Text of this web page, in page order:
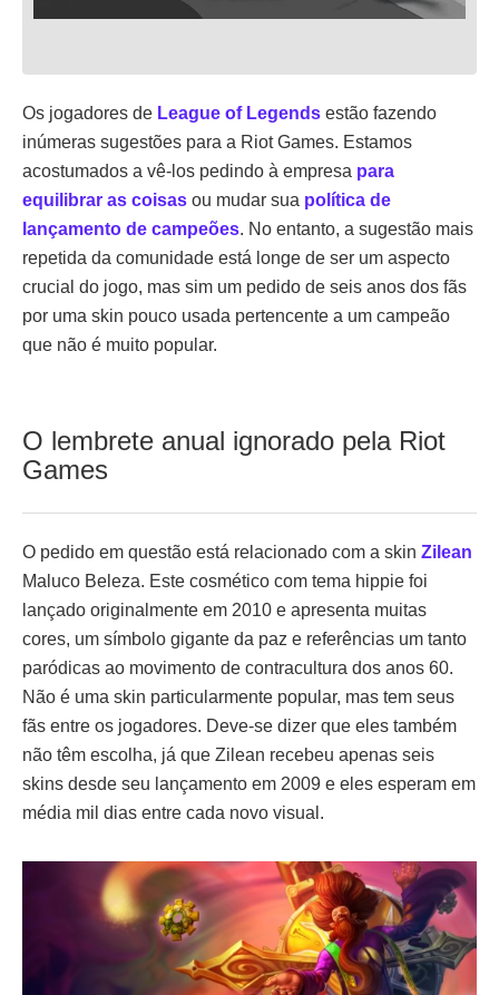
Os jogadores de League of Legends estão fazendo
inúmeras sugestões para a Riot Games. Estamos
acostumados a vê-los pedindo à empresa para
equilibrar as coisas ou mudar sua política de
lançamento de campeões. No entanto, a sugestão mais
repetida da comunidade está longe de ser um aspecto
crucial do jogo, mas sim um pedido de seis anos dos fãs
por uma skin pouco usada pertencente a um campeão
que não é muito popular.
O lembrete anual ignorado pela Riot
Games
O pedido em questão está relacionado com a skin Zilean
Maluco Beleza. Este cosmético com tema hippie foi
lançado originalmente em 2010 e apresenta muitas
cores, um símbolo gigante da paz e referências um tanto
paródicas ao movimento de contracultura dos anos 60.
Não é uma skin particularmente popular, mas tem seus
fãs entre os jogadores. Deve-se dizer que eles também
não têm escolha, já que Zilean recebeu apenas seis
skins desde seu lançamento em 2009 e eles esperam em
média mil dias entre cada novo visual.